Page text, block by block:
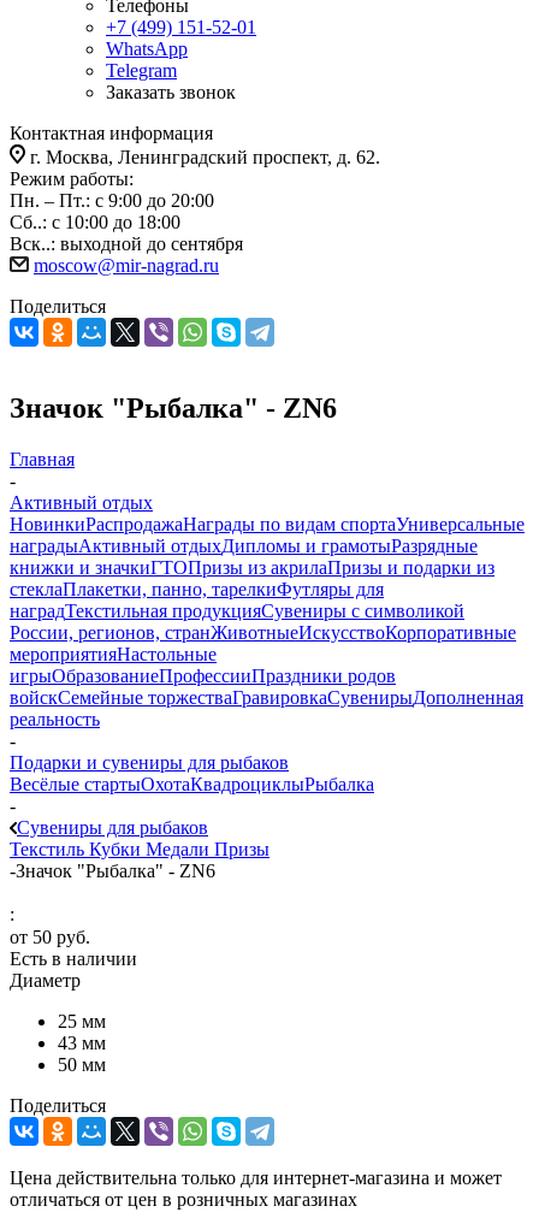
Телефоны
+7 (499) 151-52-01
WhatsApp
Telegram
Заказать звонок
Контактная информация
г. Москва, Ленинградский проспект, д. 62.
Режим работы:
Пн. – Пт.: с 9:00 до 20:00
Сб..: с 10:00 до 18:00
Вск..: выходной до сентября
moscow@mir-nagrad.ru
Поделиться
Значок "Рыбалка" - ZN6
Главная
-
Активный отдых
НовинкиРаспродажаНаграды по видам спортаУниверсальные
наградыАктивный отдыхДипломы и грамотыРазрядные
книжки и значкиГТОПризы из акрилаПризы и подарки из
стеклаПлакетки, панно, тарелкиФутляры для
наградТекстильная продукцияСувениры с символикой
России, регионов, странЖивотныеИскусствоКорпоративные
мероприятияНастольные
игрыОбразованиеПрофессииПраздники родов
войскСемейные торжестваГравировкаСувенирыДополненная
реальность
-
Подарки и сувениры для рыбаков
Весёлые стартыОхотаКвадроциклыРыбалка
-
Сувениры для рыбаков
Текстиль Кубки Медали Призы
-Значок "Рыбалка" - ZN6
:
от 50 руб.
Есть в наличии
Диаметр
25 мм
43 мм
50 мм
Поделиться
Цена действительна только для интернет-магазина и может
отличаться от цен в розничных магазинах